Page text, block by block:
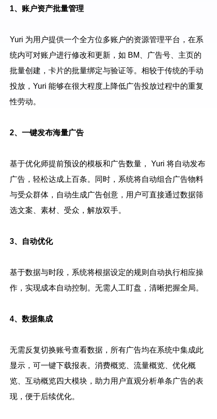
1、账户资产批量管理
Yuri 为用户提供一个全方位多账户的资源管理平台，在系
统内可对账户进行修改和更新，如 BM、广告号、主页的
批量创建，卡片的批量绑定与验证等。相较于传统的手动
投放，Yuri 能够在很大程度上降低广告投放过程中的重复
性劳动。
2、一键发布海量广告
基于优化师提前预设的模板和广告数量， Yuri 将自动发布
广告，轻松达成上百条。同时，系统将自动组合广告物料
与受众群体，自动生成广告创意，用户可直接通过数据筛
选文案、素材、受众，解放双手。
3、自动优化
基于数据与时段，系统将根据设定的规则自动执行相应操
作，实现成本自动控制。无需人工盯盘，清晰把握全局。
4、数据集成
无需反复切换账号查看数据，所有广告均在系统中集成此
显示，可一键下载报表。消费概览、流量概览、优化概
览、互动概览四大模块，助力用户直观分析单条广告的表
现，便于后续优化。